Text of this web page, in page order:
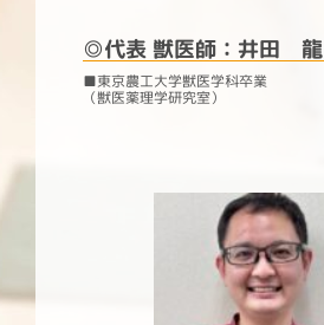
◎代表 獣医師：井田 龍
■東京農工大学獣医学科卒業
（獣医薬理学研究室）